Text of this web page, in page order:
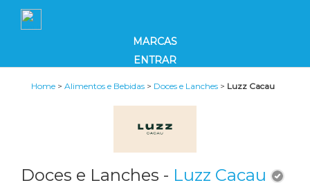
MARCAS
ENTRAR
Home > Alimentos e Bebidas > Doces e Lanches > Luzz Cacau
Doces e Lanches - Luzz Cacau